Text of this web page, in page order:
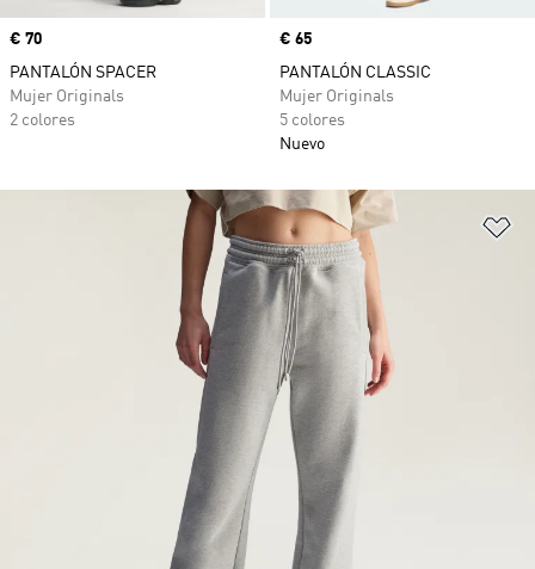
Precio
€ 70
PANTALÓN SPACER
Mujer Originals
2 colores
Precio
€ 65
PANTALÓN CLASSIC
Mujer Originals
5 colores
Nuevo